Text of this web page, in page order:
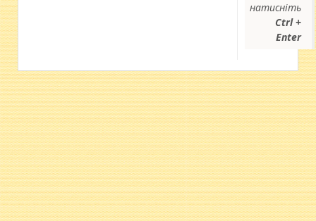
натисніть
Ctrl +
Enter